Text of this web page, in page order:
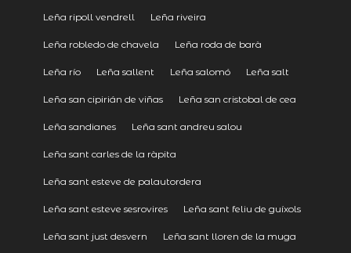
Leña ripoll vendrell Leña riveira
Leña robledo de chavela Leña roda de barà
Leña río Leña sallent Leña salomó Leña salt
Leña san cipirián de viñas Leña san cristobal de cea
Leña sandianes Leña sant andreu salou
Leña sant carles de la ràpita
Leña sant esteve de palautordera
Leña sant esteve sesrovires Leña sant feliu de guíxols
Leña sant just desvern Leña sant lloren de la muga